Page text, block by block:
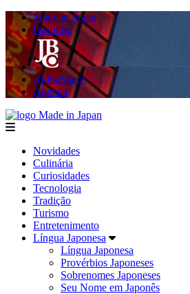
Made in Japan
Hashitag
AkibaSpace
Agenda
menu
Novidades
Culinária
Curiosidades
Tecnologia
Tradição
Turismo
Entretenimento
Língua Japonesa
Língua Japonesa
Provérbios Japoneses
Sobrenomes Japoneses
Seu Nome em Japonês